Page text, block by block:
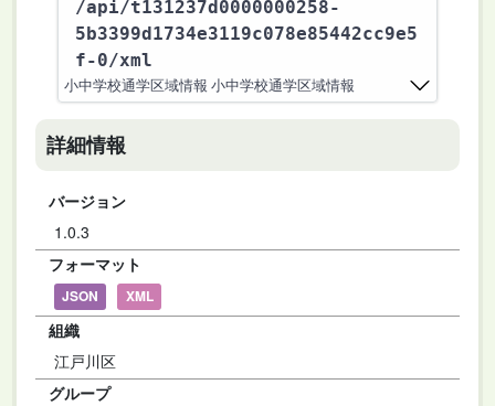
/api/t131237d0000000258-
5b3399d1734e3119c078e85442cc9e5
f-0/xml
小中学校通学区域情報 小中学校通学区域情報
詳細情報
バージョン
1.0.3
フォーマット
JSON XML
組織
江戸川区
グループ